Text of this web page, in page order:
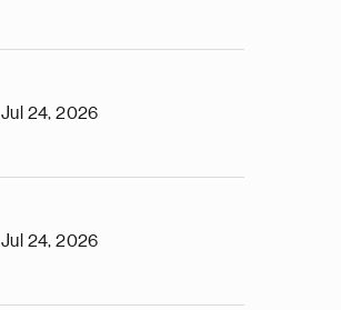
Jul 24, 2026
Jul 24, 2026